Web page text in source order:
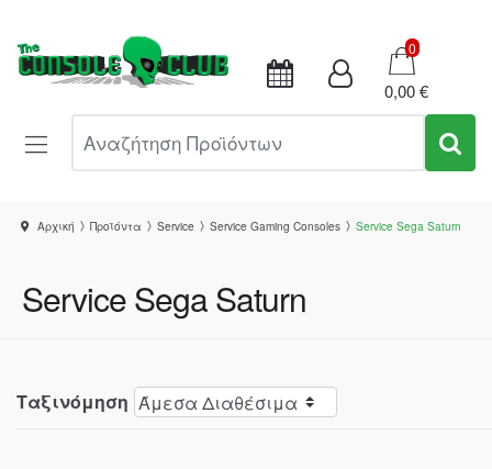
Καλάθι
0
0,00 €
Αρχική Προϊόντα Service Service Gaming Consoles Service Sega Saturn
Service Sega Saturn
Ταξινόμηση